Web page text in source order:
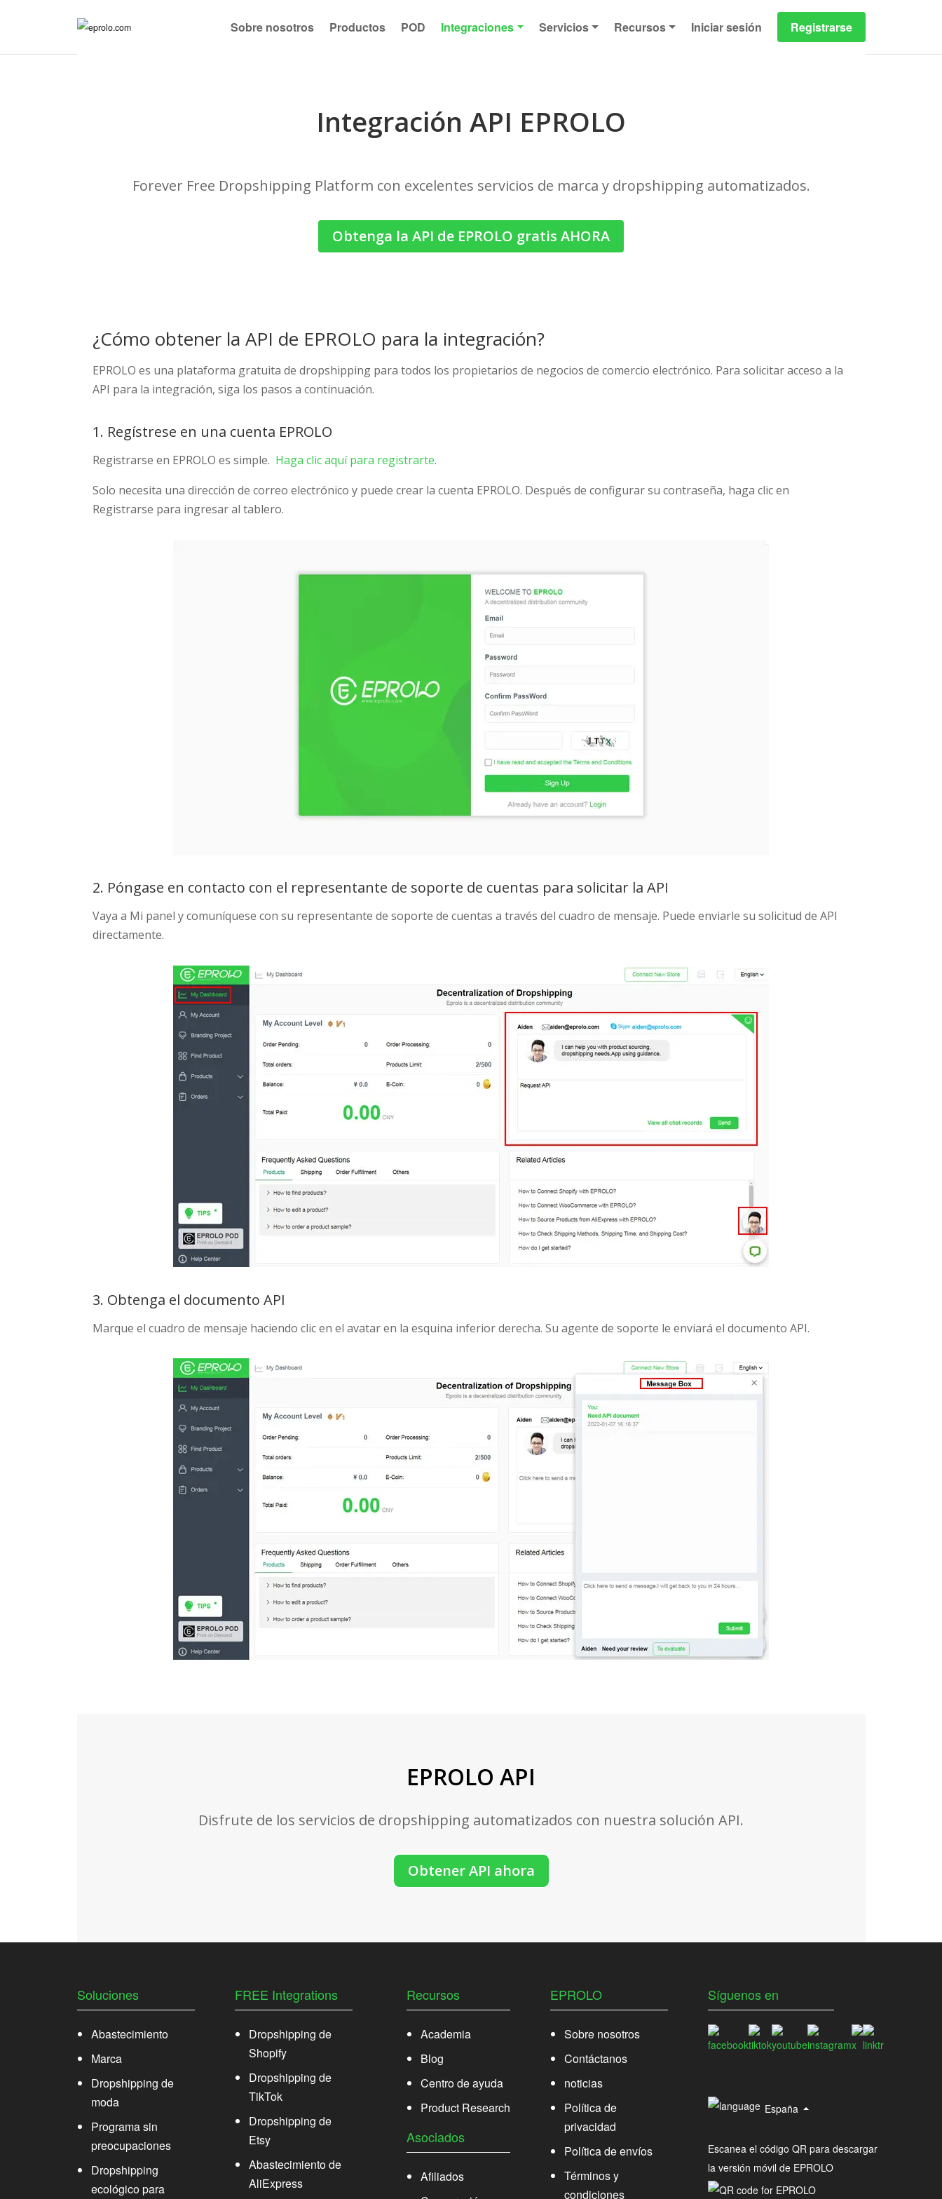
Sobre nosotros Productos POD Integraciones Servicios Recursos Iniciar sesión Registrarse
Integración API EPROLO
Forever Free Dropshipping Platform con excelentes servicios de marca y dropshipping automatizados.
Obtenga la API de EPROLO gratis AHORA
¿Cómo obtener la API de EPROLO para la integración?
EPROLO es una plataforma gratuita de dropshipping para todos los propietarios de negocios de comercio electrónico. Para solicitar acceso a la
API para la integración, siga los pasos a continuación.
1. Regístrese en una cuenta EPROLO
Registrarse en EPROLO es simple. Haga clic aquí para registrarte.
Solo necesita una dirección de correo electrónico y puede crear la cuenta EPROLO. Después de configurar su contraseña, haga clic en
Registrarse para ingresar al tablero.
2. Póngase en contacto con el representante de soporte de cuentas para solicitar la API
Vaya a Mi panel y comuníquese con su representante de soporte de cuentas a través del cuadro de mensaje. Puede enviarle su solicitud de API
directamente.
3. Obtenga el documento API
Marque el cuadro de mensaje haciendo clic en el avatar en la esquina inferior derecha. Su agente de soporte le enviará el documento API.
EPROLO API
Disfrute de los servicios de dropshipping automatizados con nuestra solución API.
Obtener API ahora
Soluciones
Abastecimiento
Marca
Dropshipping de
moda
Programa sin
preocupaciones
Dropshipping
ecológico para
FREE Integrations
Dropshipping de
Shopify
Dropshipping de
TikTok
Dropshipping de
Etsy
Abastecimiento de
AliExpress
Recursos
Academia
Blog
Centro de ayuda
Product Research
Asociados
Afiliados
EPROLO
Sobre nosotros
Contáctanos
noticias
Política de
privacidad
Política de envíos
Términos y
condiciones
Síguenos en
España
Escanea el código QR para descargar
la versión móvil de EPROLO